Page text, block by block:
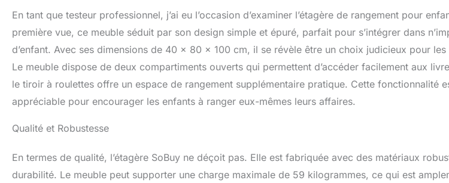
enfant similaires : KMB71-W, KMB01-W, KMB56-W, KMB57-
W.
En tant que testeur professionnel, j’ai eu l’occasion d’examiner l’étagère de rangement pour
première vue, ce meuble séduit par son design simple et épuré, parfait pour s’intégrer dans
d’enfant. Avec ses dimensions de 40 x 80 x 100 cm, il se révèle être un choix judicieux pour
Le meuble dispose de deux compartiments ouverts qui permettent d’accéder facilement aux
le tiroir à roulettes offre un espace de rangement supplémentaire pratique. Cette fonctionnalité
appréciable pour encourager les enfants à ranger eux-mêmes leurs affaires.
Qualité et Robustesse
En termes de qualité, l’étagère SoBuy ne déçoit pas. Elle est fabriquée avec des matériaux
durabilité. Le meuble peut supporter une charge maximale de 59 kilogrammes, ce qui est